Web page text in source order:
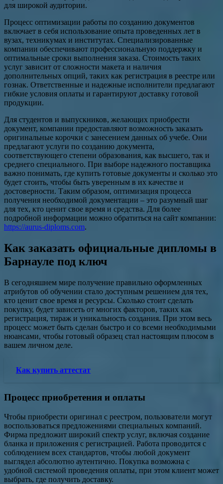
для широкой аудитории.
Процесс оптимизации работы по созданию документов
включает в себя использование опыта проведенных лет в
вузах, техникумах и институтах. Специализированные
компании обеспечивают профессиональную поддержку и
оптимальные сроки выполнения заказа. Стоимость таких
услуг зависит от сложности макета и наличия
дополнительных опций, таких как регистрация в реестре или
гознак. Ответственные и надежные исполнители предлагают
гибкие условия оплаты и гарантируют доставку готовой
продукции.
Для студентов и выпускников, желающих приобрести
документ, компании предоставляют возможность заказать
оригинальные корочки с занесением данных об учебе. Они
предлагают услуги по созданию документа,
соответствующего степени образования, как высшего, так и
среднего специального. При выборе надежного поставщика
важно понимать, где купить готовые документы и сколько это
будет стоить, чтобы быть уверенным в их качестве и
достоверности. Таким образом, оптимизация процесса
получения необходимой документации – это разумный шаг
для тех, кто ценит свое время и средства. Для более
подробной информации можно обратиться на сайт компании:
https://aurus-diploms.com.
Как заказать официальные дипломы в
Барнауле под ключ
В сегодняшнем мире получение правильно оформленных
атрибутов об обучении стало доступным решением для тех,
кто ценит свое время и ресурсы. Сколько стоит сделать
покупку, будет зависеть от многих факторов, таких как
регистрация, тираж и уникальность создания. При этом весь
процесс может быть сделан быстро и со всеми необходимыми
нюансами, чтобы готовый образец стал настоящим плюсом в
вашем личном деле.
Как купить аттестат
Процесс приобретения и оплаты
Чтобы приобрести оригинал с реестром, пользователи могут
воспользоваться предложениями специальных компаний.
Фирма предложит широкий спектр услуг, включая создание
бланка и приложения с регистрацией. Работа проводится с
соблюдением всех стандартов, чтобы любой документ
выглядел абсолютно аутентично. Покупка возможна с
удобной системой проведения оплаты, при этом клиент может
выбрать, где получить доставку.